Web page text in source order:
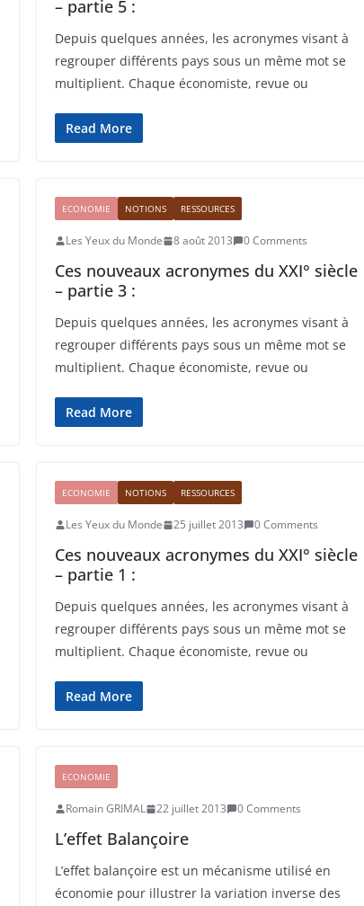
– partie 5 :
Depuis quelques années, les acronymes visant à
regrouper différents pays sous un même mot se
multiplient. Chaque économiste, revue ou
Read More
ECONOMIE NOTIONS RESSOURCES
Les Yeux du Monde 8 août 2013 0 Comments
Ces nouveaux acronymes du XXI° siècle
– partie 3 :
Depuis quelques années, les acronymes visant à
regrouper différents pays sous un même mot se
multiplient. Chaque économiste, revue ou
Read More
ECONOMIE NOTIONS RESSOURCES
Les Yeux du Monde 25 juillet 2013 0 Comments
Ces nouveaux acronymes du XXI° siècle
– partie 1 :
Depuis quelques années, les acronymes visant à
regrouper différents pays sous un même mot se
multiplient. Chaque économiste, revue ou
Read More
ECONOMIE
Romain GRIMAL 22 juillet 2013 0 Comments
L’effet Balançoire
L’effet balançoire est un mécanisme utilisé en
économie pour illustrer la variation inverse des